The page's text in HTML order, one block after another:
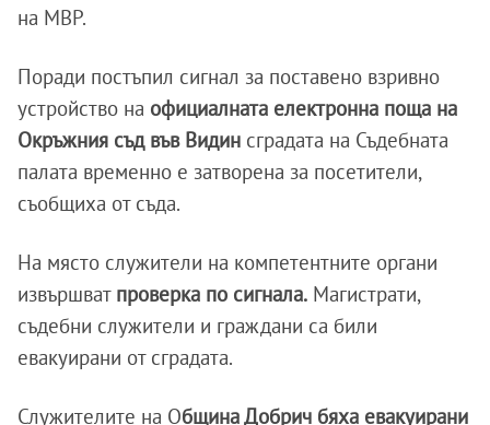
на МВР.
Поради постъпил сигнал за поставено взривно
устройство на официалната електронна поща на
Окръжния съд във Видин сградата на Съдебната
палата временно е затворена за посетители,
съобщиха от съда.
На място служители на компетентните органи
извършват проверка по сигнала. Магистрати,
съдебни служители и граждани са били
евакуирани от сградата.
Служителите на Община Добрич бяха евакуирани